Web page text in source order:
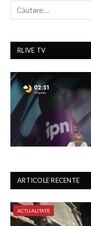
RLIVE TV
ARTICOLE RECENTE
ACTUALITATE